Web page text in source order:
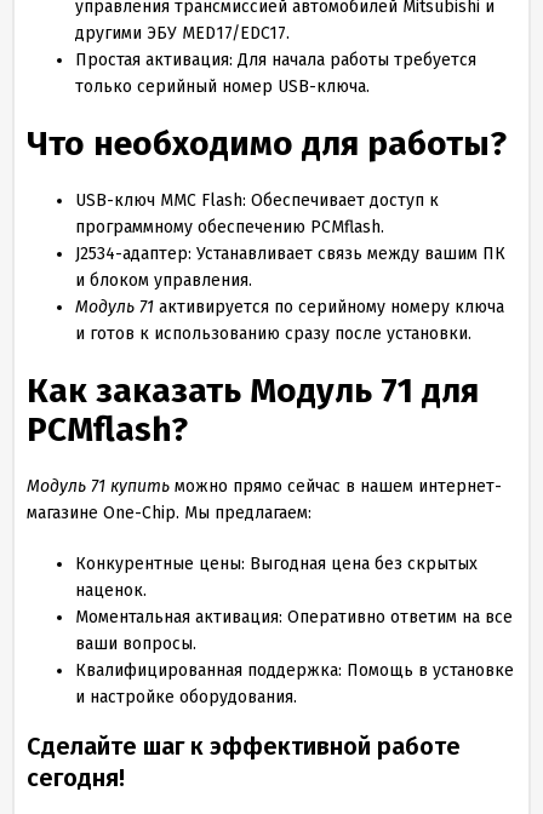
управления трансмиссией автомобилей Mitsubishi и
другими ЭБУ MED17/EDC17.
Простая активация: Для начала работы требуется
только серийный номер USB-ключа.
Что необходимо для работы?
USB-ключ MMC Flash: Обеспечивает доступ к
программному обеспечению PCMflash.
J2534-адаптер: Устанавливает связь между вашим ПК
и блоком управления.
Модуль 71 активируется по серийному номеру ключа
и готов к использованию сразу после установки.
Как заказать Модуль 71 для
PCMflash?
Модуль 71 купить можно прямо сейчас в нашем интернет-
магазине One-Chip. Мы предлагаем:
Конкурентные цены: Выгодная цена без скрытых
наценок.
Моментальная активация: Оперативно ответим на все
ваши вопросы.
Квалифицированная поддержка: Помощь в установке
и настройке оборудования.
Сделайте шаг к эффективной работе
сегодня!